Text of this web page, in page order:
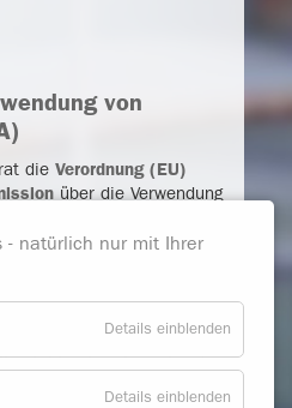
von
die Verordnung (EU)
über die Verwendung
in Materialien, die dazu
in Berührung zu
BPA in bestimmten
in Berührung
- Food
darunter Kunststoff-
- natürlich nur mit Ihrer
Details einblenden
Details einblenden